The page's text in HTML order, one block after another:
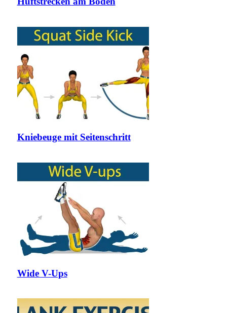
Kniebeuge mit Seitenschritt
Wide V-Ups